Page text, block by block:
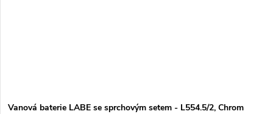
Vanová baterie LABE se sprchovým setem - L554.5/2, Chrom